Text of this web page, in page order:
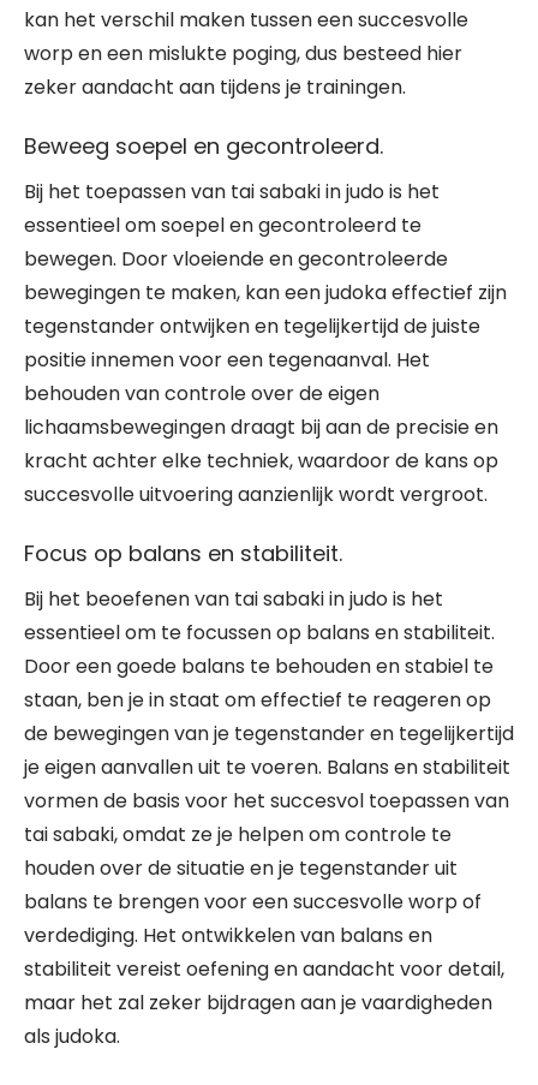
kan het verschil maken tussen een succesvolle
worp en een mislukte poging, dus besteed hier
zeker aandacht aan tijdens je trainingen.
Beweeg soepel en gecontroleerd.
Bij het toepassen van tai sabaki in judo is het
essentieel om soepel en gecontroleerd te
bewegen. Door vloeiende en gecontroleerde
bewegingen te maken, kan een judoka effectief zijn
tegenstander ontwijken en tegelijkertijd de juiste
positie innemen voor een tegenaanval. Het
behouden van controle over de eigen
lichaamsbewegingen draagt bij aan de precisie en
kracht achter elke techniek, waardoor de kans op
succesvolle uitvoering aanzienlijk wordt vergroot.
Focus op balans en stabiliteit.
Bij het beoefenen van tai sabaki in judo is het
essentieel om te focussen op balans en stabiliteit.
Door een goede balans te behouden en stabiel te
staan, ben je in staat om effectief te reageren op
de bewegingen van je tegenstander en tegelijkertijd
je eigen aanvallen uit te voeren. Balans en stabiliteit
vormen de basis voor het succesvol toepassen van
tai sabaki, omdat ze je helpen om controle te
houden over de situatie en je tegenstander uit
balans te brengen voor een succesvolle worp of
verdediging. Het ontwikkelen van balans en
stabiliteit vereist oefening en aandacht voor detail,
maar het zal zeker bijdragen aan je vaardigheden
als judoka.